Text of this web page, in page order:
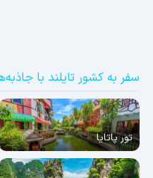
سفر به کشور تایلند با
تور پاتایا